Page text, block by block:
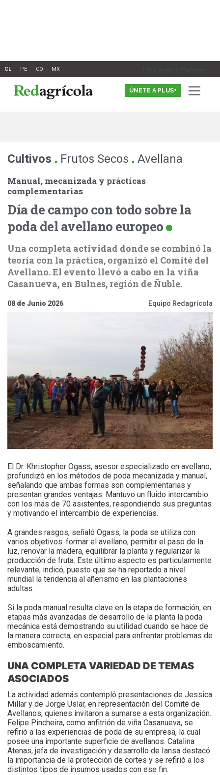
Inicia Sesión o Registrate
ÚNETE A PLUS+
Cultivos . Frutos Secos . Avellana
Manual, mecanizada y prácticas
complementarias
Día de campo con todo sobre la
poda del avellano europeo
Una completa actividad donde se combinó la
teoría con la práctica, organizó el Comité del
Avellano. El evento llevó a cabo en la viña
Casanueva, en Bulnes, región de Ñuble.
08 de Junio 2026 Equipo Redagrícola
El Dr. Khristopher Ogass, asesor especializado en avellano,
profundizó en los métodos de poda mecanizada y manual,
señalando que ambas formas son complementarias y
presentan grandes ventajas. Mantuvo un fluido intercambio
con los más de 70 asistentes, respondiendo sus preguntas
y motivando el intercambio de experiencias.
A grandes rasgos, señaló Ogass, la poda se utiliza con
varios objetivos: formar el avellano, permitir el paso de la
luz, renovar la madera, equilibrar la planta y regularizar la
producción de fruta. Este último aspecto es particularmente
relevante, indicó, puesto que se ha reportado a nivel
mundial la tendencia al añerismo en las plantaciones
adultas.
Si la poda manual resulta clave en la etapa de formación, en
etapas más avanzadas de desarrollo de la planta la poda
mecánica está demostrando su utilidad cuando se hace de
la manera correcta, en especial para enfrentar problemas de
emboscamiento.
UNA COMPLETA VARIEDAD DE TEMAS
ASOCIADOS
La actividad además contempló presentaciones de Jessica
Millar y de Jorge Uslar, en representación del Comité de
Avellanos, quienes invitaron a sumarse a esta organización.
Felipe Pincheira, como anfitrión de viña Casanueva, se
refirió a las experiencias de poda de su empresa, la cual
posee una importante superficie de avellanos. Catalina
Atenas, jefa de investigación y desarrollo de Iansa destacó
la importancia de la protección de cortes y se refirió a los
distintos tipos de insumos usados con ese fin.